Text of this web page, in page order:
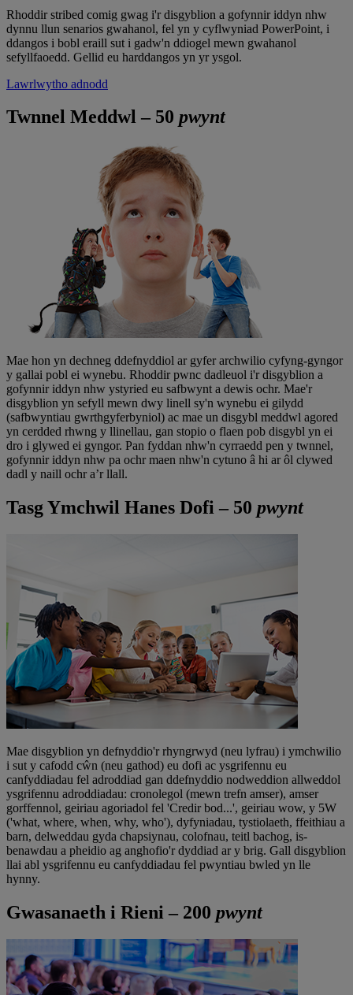
Rhoddir stribed comig gwag i'r disgyblion a gofynnir iddyn nhw
dynnu llun senarios gwahanol, fel yn y cyflwyniad PowerPoint, i
ddangos i bobl eraill sut i gadw'n ddiogel mewn gwahanol
sefyllfaoedd. Gellid eu harddangos yn yr ysgol.
Lawrlwytho adnodd
Twnnel Meddwl – 50 pwynt
Mae hon yn dechneg ddefnyddiol ar gyfer archwilio cyfyng-gyngor
y gallai pobl ei wynebu. Rhoddir pwnc dadleuol i'r disgyblion a
gofynnir iddyn nhw ystyried eu safbwynt a dewis ochr. Mae'r
disgyblion yn sefyll mewn dwy linell sy'n wynebu ei gilydd
(safbwyntiau gwrthgyferbyniol) ac mae un disgybl meddwl agored
yn cerdded rhwng y llinellau, gan stopio o flaen pob disgybl yn ei
dro i glywed ei gyngor. Pan fyddan nhw'n cyrraedd pen y twnnel,
gofynnir iddyn nhw pa ochr maen nhw'n cytuno â hi ar ôl clywed
dadl y naill ochr a’r llall.
Tasg Ymchwil Hanes Dofi – 50 pwynt
Mae disgyblion yn defnyddio'r rhyngrwyd (neu lyfrau) i ymchwilio
i sut y cafodd cŵn (neu gathod) eu dofi ac ysgrifennu eu
canfyddiadau fel adroddiad gan ddefnyddio nodweddion allweddol
ysgrifennu adroddiadau: cronolegol (mewn trefn amser), amser
gorffennol, geiriau agoriadol fel 'Credir bod...', geiriau wow, y 5W
('what, where, when, why, who'), dyfyniadau, tystiolaeth, ffeithiau a
barn, delweddau gyda chapsiynau, colofnau, teitl bachog, is-
benawdau a pheidio ag anghofio'r dyddiad ar y brig. Gall disgyblion
llai abl ysgrifennu eu canfyddiadau fel pwyntiau bwled yn lle
hynny.
Gwasanaeth i Rieni – 200 pwynt